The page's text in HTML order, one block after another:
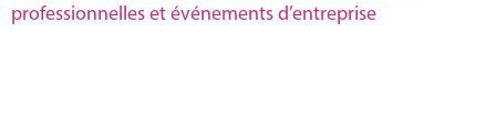
professionnelles et événements d’entreprise